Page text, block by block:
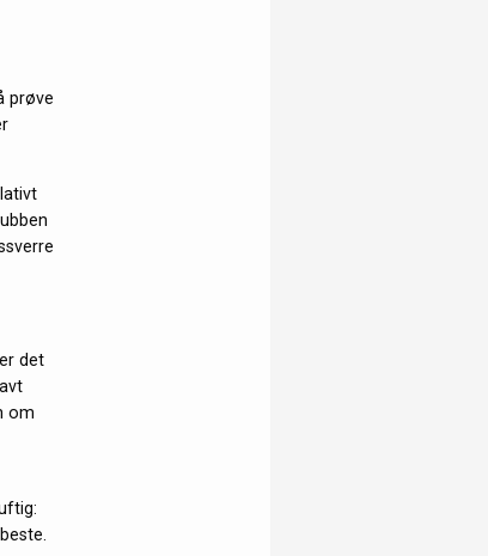
prøve
det
om